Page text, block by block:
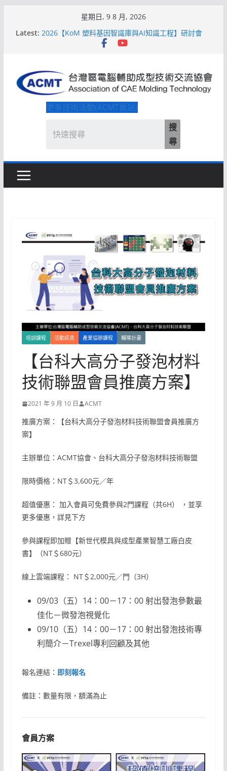
星期日, 9 8 月, 2026
Latest: 2026【KoM 塑料基因智識庫與AI知識工程】研討會
【培訓課程】【ACMT Ｔ零量產】模具估報價：貫穿
具展重磅登場
ACMT打造「Smart Molding 模塑智造平台」主題館
2026【QoM 射出成型高品質穩定生產】研討會
更多技術活動(ACMT舊站)
搜
尋
培訓課程 活動訊息 產業協辦課程 輔導計畫
【台科大高分子發泡材料
技術聯盟會員推廣方案】
2021 年 9 月 10 日 ACMT
推廣方案：【台科大高分子發泡材料技術聯盟會員推廣方
案】
主辦單位：ACMT協會、台科大高分子發泡材料技術聯盟
限時價格：NT＄3,600元／年
超值優惠： 加入會員可免費參與2門課程（共6H） ，並享
更多優惠，詳見下方
參與課程即加贈【新世代模具與成型產業智慧工廠白皮
書】（NT＄680元）
線上雲端課程： NT＄2,000元／門（3H）
09/03（五）14：00－17：00 射出發泡參數最
佳化－微發泡視覺化
09/10（五）14：00－17：00 射出發泡技術專
利簡介－Trexel專利回顧及其他
報名連結： 即刻報名
備註：數量有限，額滿為止
會員方案